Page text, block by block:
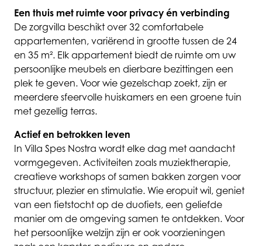
Een thuis met ruimte voor privacy én verbinding
De zorgvilla beschikt over 32 comfortabele
appartementen, variërend in grootte tussen de 24
en 35 m². Elk appartement biedt de ruimte om uw
persoonlijke meubels en dierbare bezittingen een
plek te geven. Voor wie gezelschap zoekt, zijn er
meerdere sfeervolle huiskamers en een groene tuin
met gezellig terras.
Actief en betrokken leven
In Villa Spes Nostra wordt elke dag met aandacht
vormgegeven. Activiteiten zoals muziektherapie,
creatieve workshops of samen bakken zorgen voor
structuur, plezier en stimulatie. Wie eropuit wil, geniet
van een fietstocht op de duofiets, een geliefde
manier om de omgeving samen te ontdekken. Voor
het persoonlijke welzijn zijn er ook voorzieningen